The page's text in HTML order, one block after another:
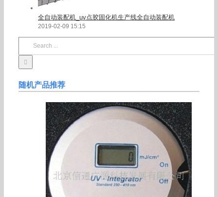
全自动装配机_uv点胶固化机生产线全自动装配机
2019-02-09 15:15
随机产品推荐